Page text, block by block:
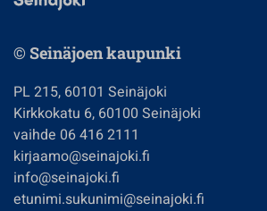
© Seinäjoen kaupunki
PL 215, 60101 Seinäjoki
Kirkkokatu 6, 60100 Seinäjoki
vaihde 06 416 2111
kirjaamo@seinajoki.fi
info@seinajoki.fi
etunimi.sukunimi@seinajoki.fi